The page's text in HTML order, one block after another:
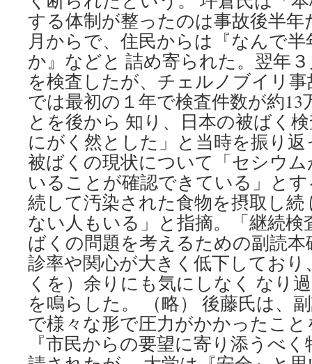
する体制が整ったのは事故後半年
月からで、住民からは『なんで
か』などと 詰め寄られた。翌年
を検査したが、チェルノブイリ
では最初の１年で検査件数が約
とを後から 知り、日本の被ばく
にがく然とした」と当時を振り
被ばくの現状について「セシウ
いることが確認できている」と
続して汚染された食物を摂取し続
ない人もいる」と指摘。「継続検
ばくの問題を考えるための副読
診率や関心が大きく低下してお
くを）余りにも気にしなく なり
を鳴らした。 （略） 後藤氏は、
で様々な形で圧力がかかったこ
『市民からの要望に寄り添うべ